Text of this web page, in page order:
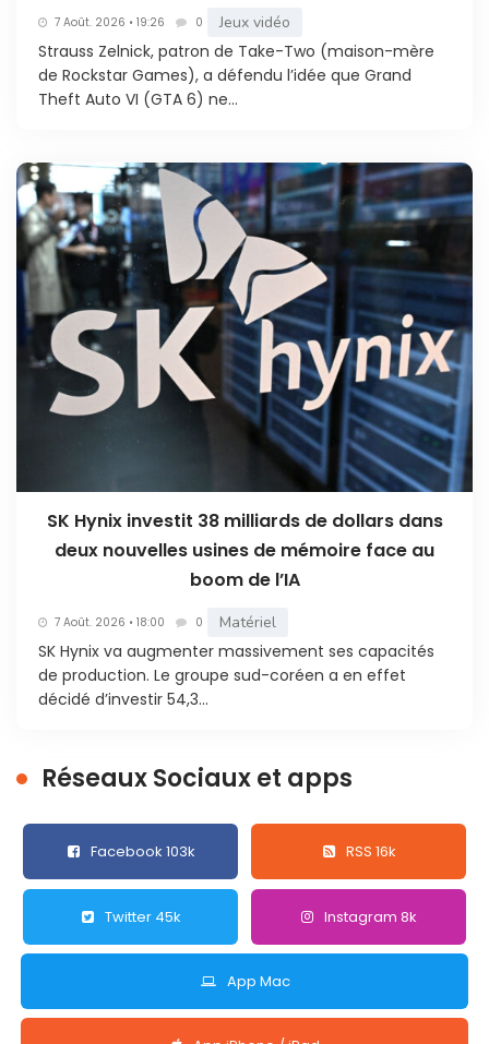
7 Août. 2026 • 19:26 0 Jeux vidéo
Strauss Zelnick, patron de Take-Two (maison-mère
de Rockstar Games), a défendu l’idée que Grand
Theft Auto VI (GTA 6) ne...
SK Hynix investit 38 milliards de dollars dans
deux nouvelles usines de mémoire face au
boom de l’IA
7 Août. 2026 • 18:00 0 Matériel
SK Hynix va augmenter massivement ses capacités
de production. Le groupe sud-coréen a en effet
décidé d’investir 54,3...
Réseaux Sociaux et apps
Facebook 103k RSS 16k
Twitter 45k Instagram 8k
App Mac